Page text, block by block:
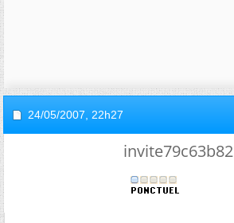
24/05/2007, 22h27
invite79c63b82